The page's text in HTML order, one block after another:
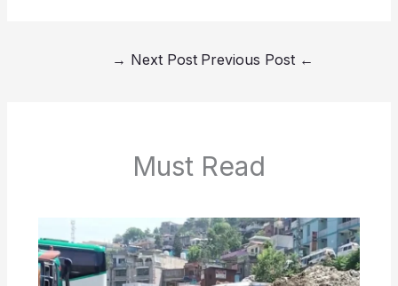
←
Next Post
→
Must Read